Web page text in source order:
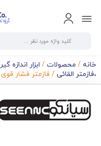
خانه / محصولات / ابزار اندازه
،فازمتر القائی / فازمتر فشار قوی sew مدل 230HD